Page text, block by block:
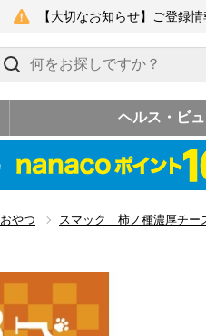
【大切なお知らせ】ご登録
ヘルス・ビ
おやつ スマック 柿ノ種濃厚チー